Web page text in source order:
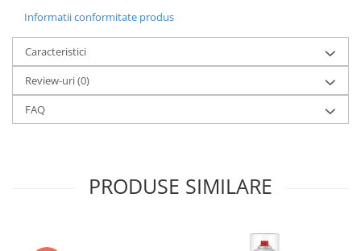
Informatii conformitate produs
Caracteristici
Review-uri(0)
FAQ
PRODUSE SIMILARE